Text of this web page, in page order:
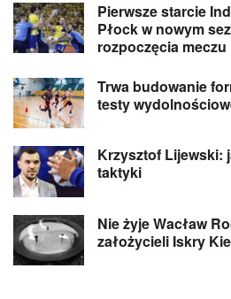
Pierwsze starcie
Płock w nowym
rozpoczęcia meczu
Trwa budowanie
testy
Krzysztof Lijewski:
taktyki
Nie żyje Wacław
założycieli Iskry